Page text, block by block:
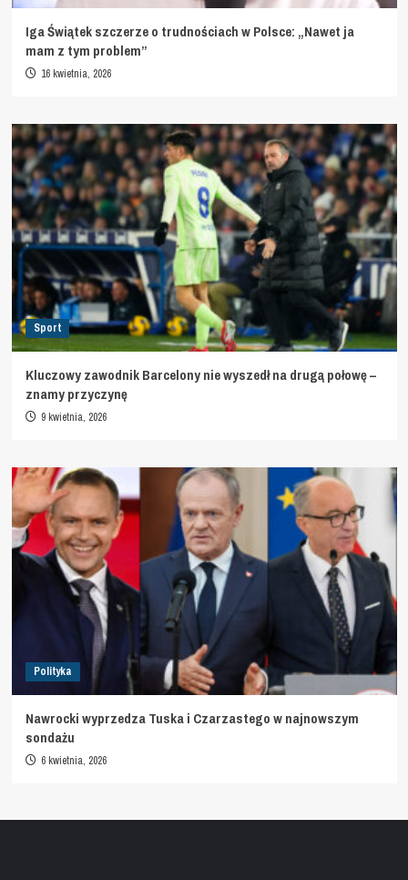
Iga Świątek szczerze o trudnościach w Polsce: „Nawet ja
mam z tym problem”
16 kwietnia, 2026
Sport
Kluczowy zawodnik Barcelony nie wyszedł na drugą połowę –
znamy przyczynę
9 kwietnia, 2026
Polityka
Nawrocki wyprzedza Tuska i Czarzastego w najnowszym
sondażu
6 kwietnia, 2026